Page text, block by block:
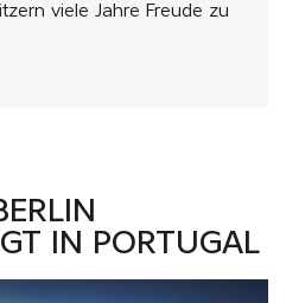
viele Jahre Freude zu
IN PORTUGAL